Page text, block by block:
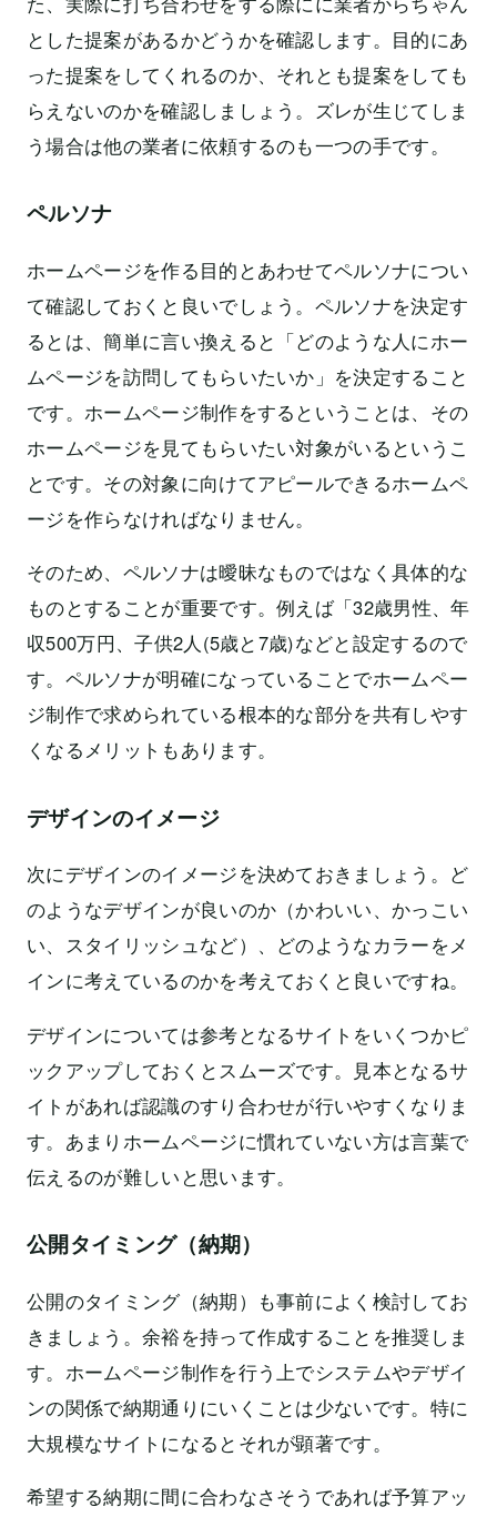
とした提案があるかどうかを確認します。目的にあ
った提案をしてくれるのか、それとも提案をしても
らえないのかを確認しましょう。ズレが生じてしま
う場合は他の業者に依頼するのも一つの手です。
ペルソナ
ホームページを作る目的とあわせてペルソナについ
て確認しておくと良いでしょう。ペルソナを決定す
るとは、簡単に言い換えると「どのような人にホー
ムページを訪問してもらいたいか」を決定すること
です。ホームページ制作をするということは、その
ホームページを見てもらいたい対象がいるというこ
とです。その対象に向けてアピールできるホームペ
ージを作らなければなりません。
そのため、ペルソナは曖昧なものではなく具体的な
ものとすることが重要です。例えば「32歳男性、年
収500万円、子供2人(5歳と7歳)などと設定するので
す。ペルソナが明確になっていることでホームペー
ジ制作で求められている根本的な部分を共有しやす
くなるメリットもあります。
デザインのイメージ
次にデザインのイメージを決めておきましょう。ど
のようなデザインが良いのか（かわいい、かっこい
い、スタイリッシュなど）、どのようなカラーをメ
インに考えているのかを考えておくと良いですね。
デザインについては参考となるサイトをいくつかピ
ックアップしておくとスムーズです。見本となるサ
イトがあれば認識のすり合わせが行いやすくなりま
す。あまりホームページに慣れていない方は言葉で
伝えるのが難しいと思います。
公開タイミング（納期）
公開のタイミング（納期）も事前によく検討してお
きましょう。余裕を持って作成することを推奨しま
す。ホームページ制作を行う上でシステムやデザイ
ンの関係で納期通りにいくことは少ないです。特に
大規模なサイトになるとそれが顕著です。
希望する納期に間に合わなさそうであれば予算アッ